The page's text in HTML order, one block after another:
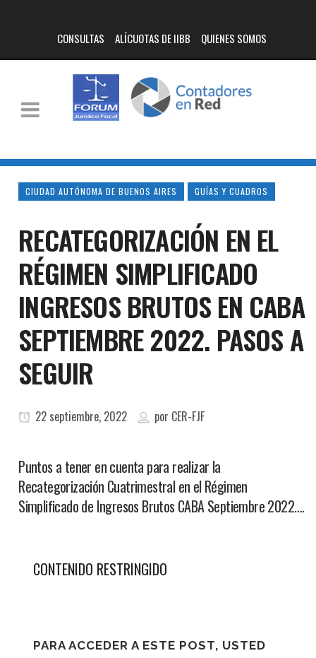
CONSULTAS ALÍCUOTAS DE IIBB QUIENES SOMOS
CIUDAD AUTÓNOMA DE BUENOS AIRES GUÍAS Y CUADROS
RECATEGORIZACIÓN EN EL
RÉGIMEN SIMPLIFICADO
INGRESOS BRUTOS EN CABA
SEPTIEMBRE 2022. PASOS A
SEGUIR
22 septiembre, 2022 por CER-FJF
Puntos a tener en cuenta para realizar la
Recategorización Cuatrimestral en el Régimen
Simplificado de Ingresos Brutos CABA Septiembre 2022….
CONTENIDO RESTRINGIDO
PARA ACCEDER A ESTE POST, USTED